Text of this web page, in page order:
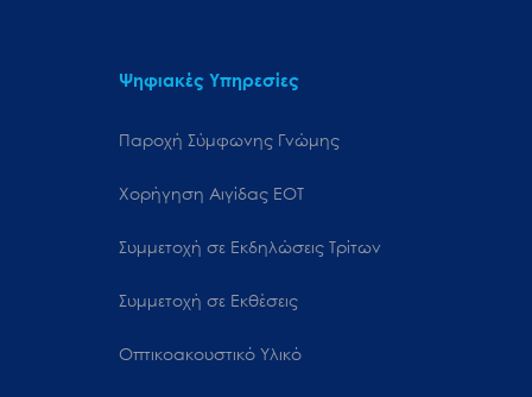
Ψηφιακές Υπηρεσίες
Παροχή Σύμφωνης Γνώμης
Χορήγηση Αιγίδας ΕΟΤ
Συμμετοχή σε Εκδηλώσεις Τρίτων
Συμμετοχή σε Εκθέσεις
Οπτικοακουστικό Υλικό